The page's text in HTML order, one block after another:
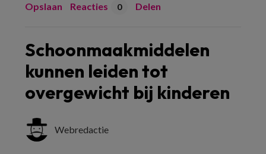
Opslaan Reacties 0 Delen
Schoonmaakmiddelen
kunnen leiden tot
overgewicht bij kinderen
Webredactie